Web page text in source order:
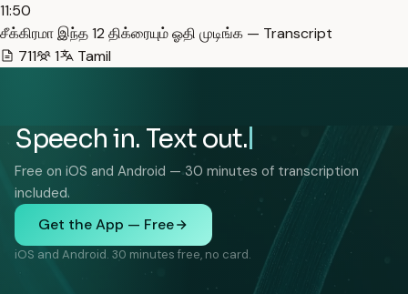
11:50
சீக்கிரமா இந்த 12 திக்ரையும் ஓதி முடிங்க — Transcript
711
1 Tamil
Speech in. Text out.
Free on iOS and Android — 30 minutes of transcription
included.
Get the App — Free
iOS and Android. 30 minutes free, no card.